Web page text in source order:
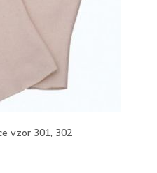
vzor 301, 302